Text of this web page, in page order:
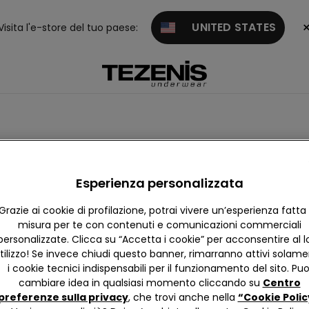
l'e-store del tuo paese: UNITED STATES ×
Trova negozio
Esperienza personalizzata
ai cookie di profilazione, potrai vivere un’esperienza fatta
misura per te con contenuti e comunicazioni commerciali
Clicca su “Accetta i cookie” per acconsentire al
Se invece chiudi questo banner, rimarranno attivi
i cookie tecnici indispensabili per il funzionamento del sito.
cambiare idea in qualsiasi momento cliccando su Centro
sulla privacy, che trovi anche nella “Cookie